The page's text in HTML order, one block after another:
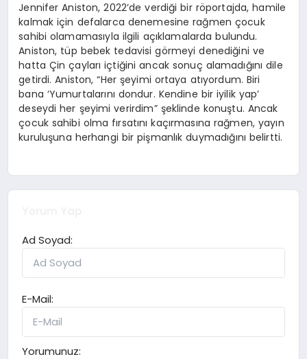
Jennifer Aniston, 2022’de verdiği bir röportajda, hamile
kalmak için defalarca denemesine rağmen çocuk
sahibi olamamasıyla ilgili açıklamalarda bulundu.
Aniston, tüp bebek tedavisi görmeyi denediğini ve
hatta Çin çayları içtiğini ancak sonuç alamadığını dile
getirdi. Aniston, “Her şeyimi ortaya atıyordum. Biri
bana ‘Yumurtalarını dondur. Kendine bir iyilik yap’
deseydi her şeyimi verirdim” şeklinde konuştu. Ancak
çocuk sahibi olma fırsatını kaçırmasına rağmen, yayın
kuruluşuna herhangi bir pişmanlık duymadığını belirtti.
Ad Soyad:
E-Mail:
Yorumunuz: